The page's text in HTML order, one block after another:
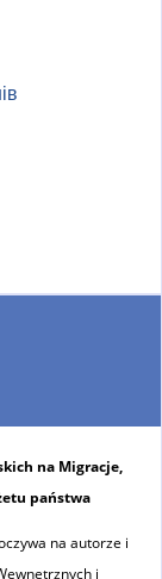
na Migracje,
państwa
na autorze i
i